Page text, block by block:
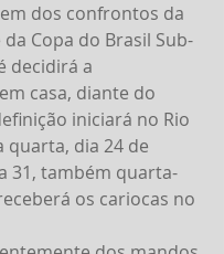
dos confrontos da
Copa do Brasil Sub-
decidirá a
casa, diante do
iniciará no Rio
quarta, dia 24 de
31, também quarta-
os cariocas no